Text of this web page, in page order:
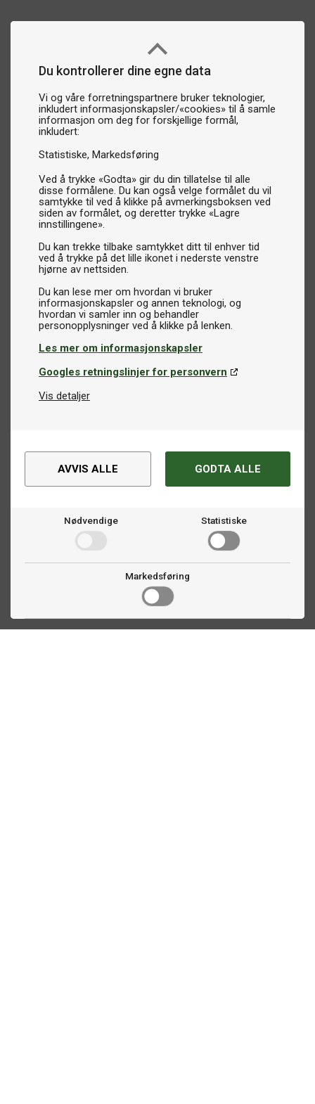
Du kontrollerer dine egne data
Vi og våre forretningspartnere bruker teknologier,
inkludert informasjonskapsler/«cookies» til å samle
informasjon om deg for forskjellige formål,
inkludert:
Statistiske Markedsføring
Ved å trykke «Godta» gir du din tillatelse til alle
disse formålene. Du kan også velge formålet du vil
samtykke til ved å klikke på avmerkingsboksen ved
siden av formålet, og deretter trykke «Lagre
innstillingene».
Du kan trekke tilbake samtykket ditt til enhver tid
ved å trykke på det lille ikonet i nederste venstre
hjørne av nettsiden.
Du kan lese mer om hvordan vi bruker
informasjonskapsler og annen teknologi, og
hvordan vi samler inn og behandler
Les mer om informasjonskapsler
Googles retningslinjer for personvern
Vis detaljer
AVVIS ALLE GODTA ALLE
Nødvendige Statistiske
Markedsføring